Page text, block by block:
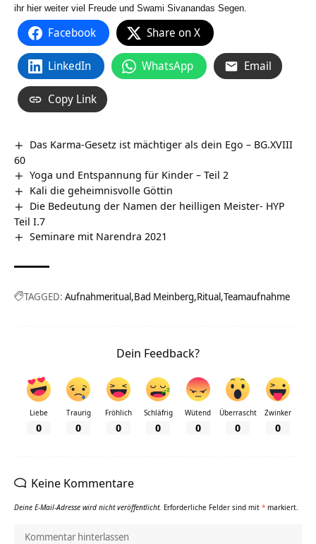
ihr hier weiter viel Freude und Swami Sivanandas Segen.
Facebook Share on X
LinkedIn WhatsApp Email
Copy Link
Das Karma-Gesetz ist mächtiger als dein Ego – BG.XVIII
60
Yoga und Entspannung für Kinder – Teil 2
Kali die geheimnisvolle Göttin
Die Bedeutung der Namen der heilligen Meister- HYP
Teil I.7
Seminare mit Narendra 2021
TAGGED: Aufnahmeritual Bad Meinberg Ritual Teamaufnahme
Dein Feedback?
Liebe
0
Traurig
0
Fröhlich
0
Schläfrig
0
Wütend
0
Überrascht
0
Zwinker
0
Keine Kommentare
Deine E-Mail-Adresse wird nicht veröffentlicht. Erforderliche Felder sind mit * markiert.